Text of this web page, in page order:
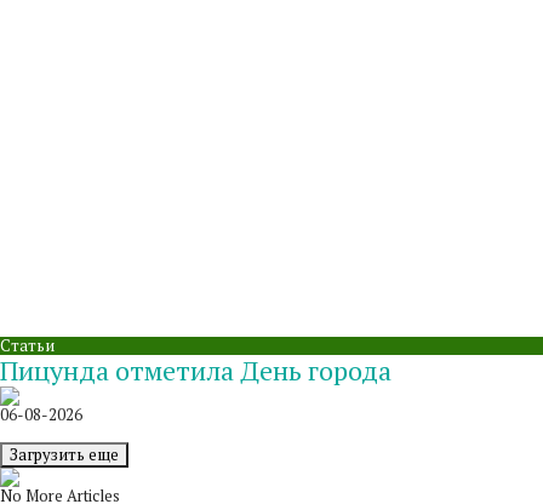
Статьи
Пицунда отметила День города
06-08-2026
Загрузить еще
No More Articles